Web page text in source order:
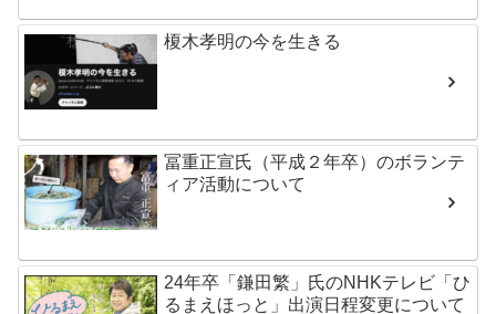
榎木孝明の今を生きる
冨重正宣氏（平成２年卒）のボランテ
ィア活動について
24年卒「鎌田繁」氏のNHKテレビ「ひ
るまえほっと」出演日程変更について